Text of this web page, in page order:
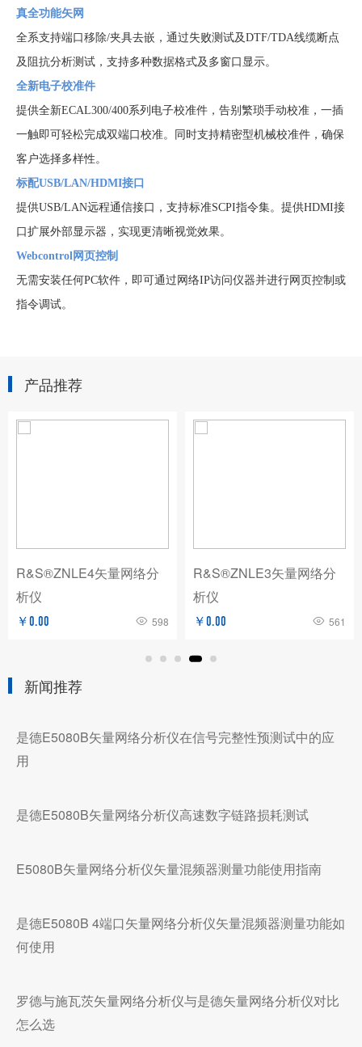
真全功能矢网
全系支持端口移除/夹具去嵌，通过失败测试及DTF/TDA线缆断点
及阻抗分析测试，支持多种数据格式及多窗口显示。
全新电子校准件
提供全新ECAL300/400系列电子校准件，告别繁琐手动校准，一插
一触即可轻松完成双端口校准。同时支持精密型机械校准件，确保
客户选择多样性。
标配USB/LAN/HDMI接口
提供USB/LAN远程通信接口，支持标准SCPI指令集。提供HDMI接
口扩展外部显示器，实现更清晰视觉效果。
Webcontrol网页控制
无需安装任何PC软件，即可通过网络IP访问仪器并进行网页控制或
指令调试。
产品推荐
R&S®ZNLE4矢量网络分
析仪
￥0.00 598
R&S®ZNLE3矢量网络分
析仪
￥0.00 561
新闻推荐
是德E5080B矢量网络分析仪在信号完整性预测试中的应
用
是德E5080B矢量网络分析仪高速数字链路损耗测试
E5080B矢量网络分析仪矢量混频器测量功能使用指南
是德E5080B 4端口矢量网络分析仪矢量混频器测量功能如
何使用
罗德与施瓦茨矢量网络分析仪与是德矢量网络分析仪对比
怎么选